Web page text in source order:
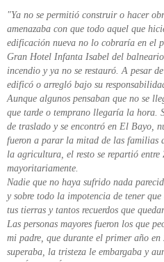
"Ya no se permitió construir o hacer
amenazaba con que todo aquel que
edificación nueva no lo cobraría en el
Gran Hotel Infanta Isabel del
incendio y ya no se restauró. A pesar
edificó o arregló bajo su
Aunque algunos pensaban que no se
que tarde o temprano llegaría la hora.
de traslado y se encontró en El Bayo,
fueron a parar la mitad de las familias
la agricultura, el resto se repartió entre
mayoritariamente.
Nadie que no haya sufrido nada
y sobre todo la impotencia de tener
tus tierras y tantos recuerdos que
Las personas mayores fueron los que
mi padre, que durante el primer año
superaba, la tristeza le embargaba y